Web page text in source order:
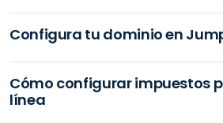
Configura tu dominio en
Cómo configurar impuestos
línea